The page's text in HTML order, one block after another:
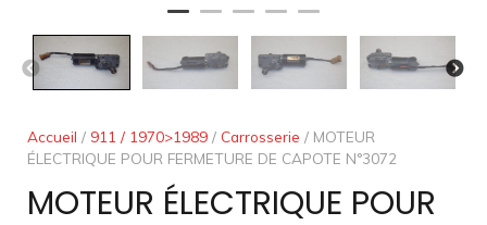
Accueil / 911 / 1970>1989 / Carrosserie / MOTEUR
ÉLECTRIQUE POUR FERMETURE DE CAPOTE N°3072
MOTEUR ÉLECTRIQUE POUR